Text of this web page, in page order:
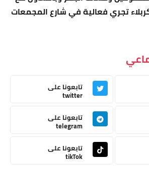
تجري فعالية في شارع المجمعات
تابعونا على
twitter
تابعونا على
telegram
تابعونا على
tikTok